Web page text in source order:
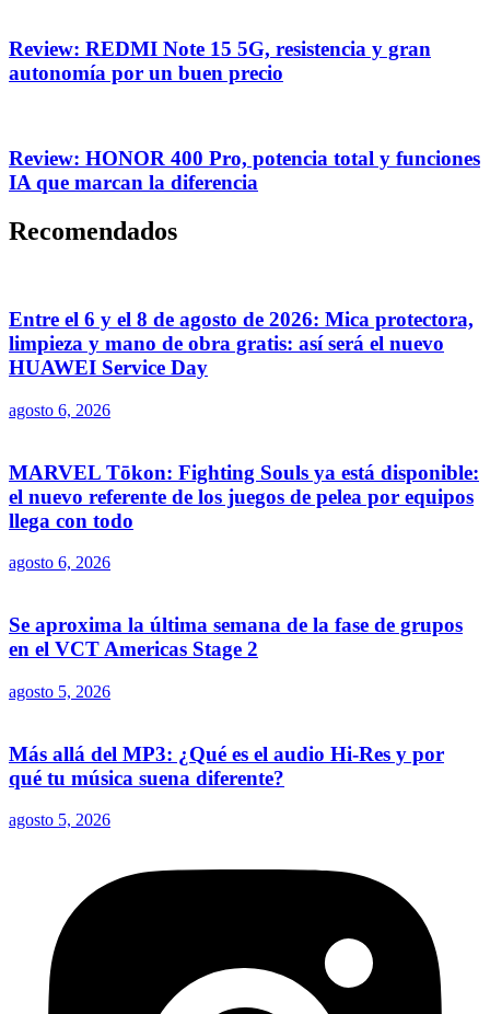
Review: REDMI Note 15 5G, resistencia y gran
autonomía por un buen precio
Review: HONOR 400 Pro, potencia total y funciones
IA que marcan la diferencia
Recomendados
Entre el 6 y el 8 de agosto de 2026: Mica protectora,
limpieza y mano de obra gratis: así será el nuevo
HUAWEI Service Day
agosto 6, 2026
MARVEL Tōkon: Fighting Souls ya está disponible:
el nuevo referente de los juegos de pelea por equipos
llega con todo
agosto 6, 2026
Se aproxima la última semana de la fase de grupos
en el VCT Americas Stage 2
agosto 5, 2026
Más allá del MP3: ¿Qué es el audio Hi-Res y por
qué tu música suena diferente?
agosto 5, 2026